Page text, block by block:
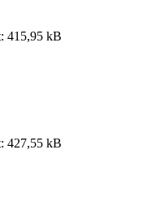
415,95 kB
427,55 kB